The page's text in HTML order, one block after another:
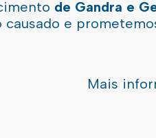
de Gandra e
e
Mais